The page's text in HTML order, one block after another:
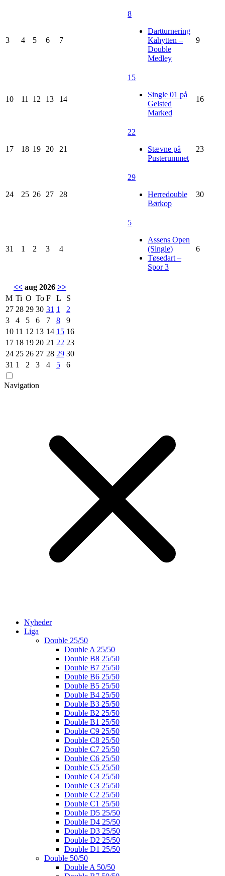
3 4 5 6 7
8
Dartturnering
Kahytten –
Double
Medley
9
10 11 12 13 14
15
Single 01 på
Gelsted
Marked
16
17 18 19 20 21
22
Stævne på
Pusterummet
23
24 25 26 27 28
29
Herredouble
Børkop
30
31 1 2 3 4
5
Assens Open
(Single)
Tøsedart –
Spor 3
6
<< aug 2026 >>
M Ti O To F L
S
27 28 29 30 31 1
2
3
4 5 6 7 8
9
10 11 12 13 14 15 16
17 18 19 20 21 22 23
24 25 26 27 28 29 30
31 1 2 3 4 5 6
Navigation
Nyheder
Liga
Double 25/50
Double A 25/50
Double B8 25/50
Double B7 25/50
Double B6 25/50
Double B5 25/50
Double B4 25/50
Double B3 25/50
Double B2 25/50
Double B1 25/50
Double C9 25/50
Double C8 25/50
Double C7 25/50
Double C6 25/50
Double C5 25/50
Double C4 25/50
Double C3 25/50
Double C2 25/50
Double C1 25/50
Double D5 25/50
Double D4 25/50
Double D3 25/50
Double D2 25/50
Double D1 25/50
Double 50/50
Double A 50/50